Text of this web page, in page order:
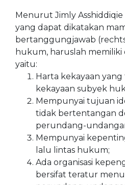
Menurut Jimly
yang dapat dikatakan
bertanggungjawab
hukum, haruslah
yaitu:
Harta kekayaan yang
kekayaan subyek
Mempunyai tujuan
tidak bertentangan
perundang-
Mempunyai
lalu lintas hukum;
Ada organisasi
bersifat teratur